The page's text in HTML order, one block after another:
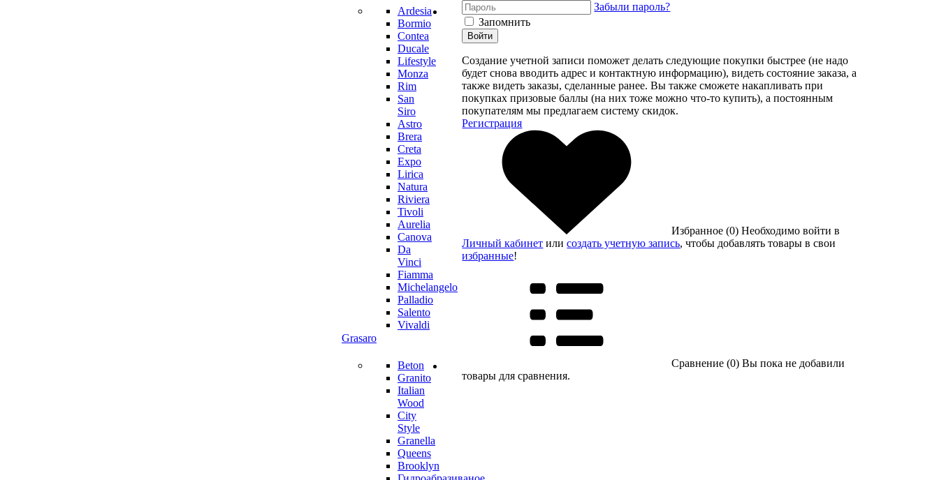
Ardesia
Bormio
Contea
Ducale
Lifestyle
Monza
Rim
San
Siro
Astro
Brera
Creta
Expo
Lirica
Natura
Riviera
Tivoli
Aurelia
Canova
Da
Vinci
Fiamma
Michelangelo
Palladio
Salento
Vivaldi
Grasaro
Beton
Granito
Italian
Wood
City
Style
Granella
Queens
Brooklyn
Забыли пароль?
Запомнить
Войти
Создание учетной записи поможет делать следующие покупки быстрее (не надо
будет снова вводить адрес и контактную информацию), видеть состояние заказа, а
также видеть заказы, сделанные ранее. Вы также сможете накапливать при
покупках призовые баллы (на них тоже можно что-то купить), а постоянным
покупателям мы предлагаем систему скидок.
Регистрация
Избранное (0)Необходимо войти в
Личный кабинет илисоздать учетную запись, чтобы добавлять товары в свои
избранные!
Сравнение (0)Вы пока не добавили
товары для сравнения.